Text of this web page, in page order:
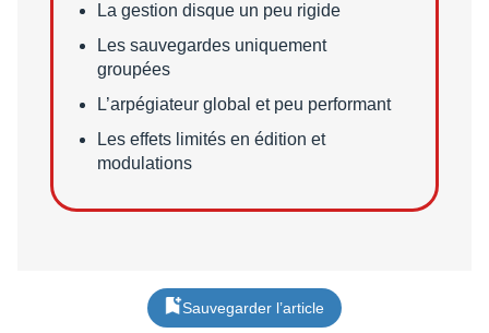
La gestion disque un peu rigide
Les sauvegardes uniquement
groupées
L’arpégiateur global et peu performant
Les effets limités en édition et
modulations
Sauvegarder l’article